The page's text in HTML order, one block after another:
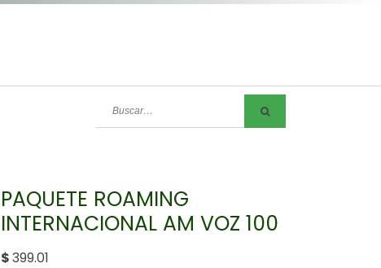
PAQUETE ROAMING
INTERNACIONAL AM VOZ 100
$399.01